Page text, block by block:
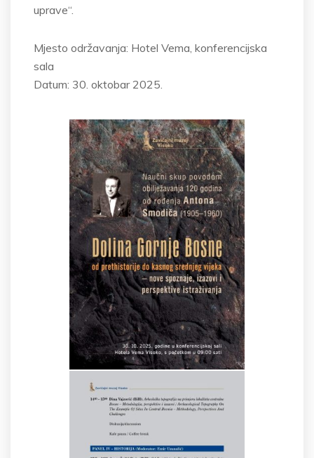
uprave“.
Mjesto održavanja: Hotel Vema, konferencijska
sala
Datum: 30. oktobar 2025.